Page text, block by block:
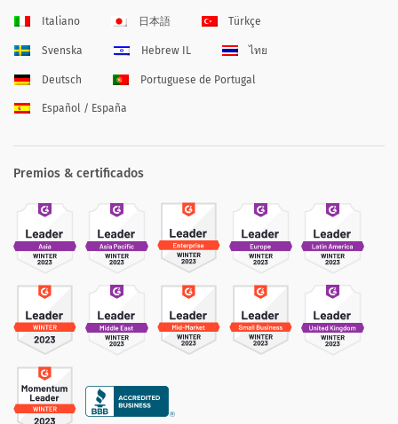
Italiano 日本語 Türkçe
Svenska Hebrew IL ไทย
Deutsch Portuguese de Portugal
Español / España
Premios & certificados